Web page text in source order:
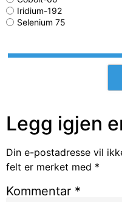
Iridium-192
Selenium 75
Legg igjen
Din e-postadresse vil
felt er merket med *
Kommentar *